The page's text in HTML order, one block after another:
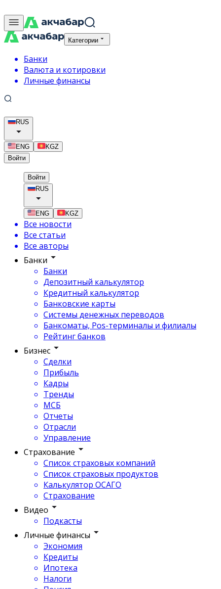
Категории
Банки
Валюта и котировки
Личные финансы
RUS
ENG
KGZ
Войти
Войти
RUS
ENG KGZ
Все новости
Все статьи
Все авторы
Банки
Банки
Депозитный калькулятор
Кредитный калькулятор
Банковские карты
Системы денежных переводов
Банкоматы, Pos-терминалы и филиалы
Рейтинг банков
Бизнес
Сделки
Прибыль
Кадры
Тренды
МСБ
Отчеты
Отрасли
Управление
Страхование
Список страховых компаний
Список страховых продуктов
Калькулятор ОСАГО
Страхование
Видео
Подкасты
Личные финансы
Экономия
Кредиты
Ипотека
Налоги